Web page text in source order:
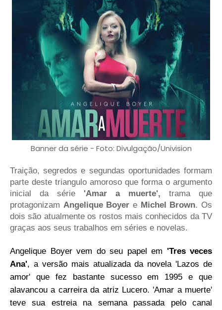
Banner da série - Foto: Divulgação/Univision
Traição, segredos e segundas oportunidades formam
parte deste triangulo amoroso que forma o argumento
inicial da série 'Amar a muerte', trama
que
protagonizam Angelique Boyere Michel Brown. Os
dois são atualmente os rostos mais conhecidos da TV
graças aos seus trabalhos em séries e novelas.
Angelique Boyer vem do seu papel em 'Tres veces
Ana', a versão mais atualizada da novela 'Lazos de
amor' que fez bastante sucesso em 1995 e que
alavancou a carreira da atriz Lucero. 'Amar a muerte'
teve sua estreia na semana passada pelo canal